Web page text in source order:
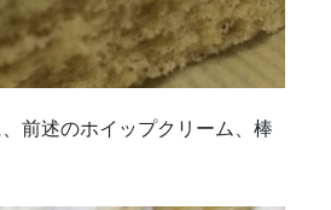
前述のホイップクリーム、棒